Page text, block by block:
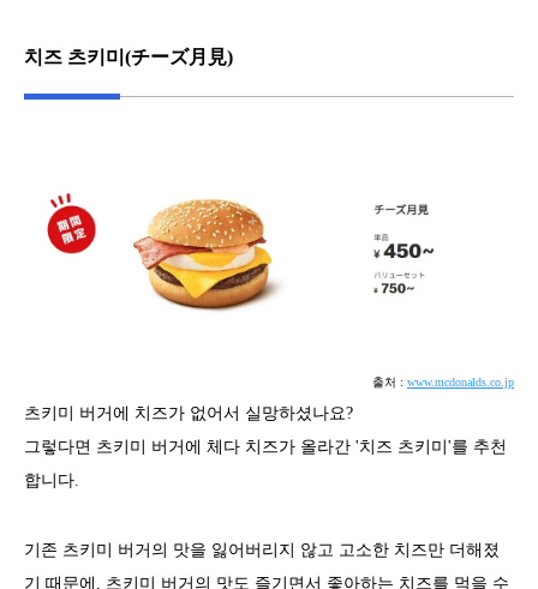
치즈 츠키미(チーズ月見)
출처 : www.mcdonalds.co.jp
츠키미 버거에 치즈가 없어서 실망하셨나요?
그렇다면 츠키미 버거에 체다 치즈가 올라간 '치즈 츠키미'를 추천
합니다.
기존 츠키미 버거의 맛을 잃어버리지 않고 고소한 치즈만 더해졌
기 때문에, 츠키미 버거의 맛도 즐기면서 좋아하는 치즈를 먹을 수